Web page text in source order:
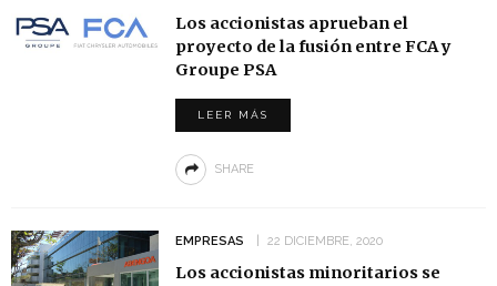
Los accionistas aprueban el
proyecto de la fusión entre FCA y
Groupe PSA
LEER MÁS
SHARE
EMPRESAS 22 DICIEMBRE, 2020
Los accionistas minoritarios se